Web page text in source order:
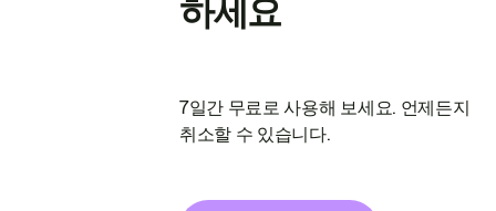
하세요
7일간 무료로 사용해 보세요. 언제든지
취소할 수 있습니다.